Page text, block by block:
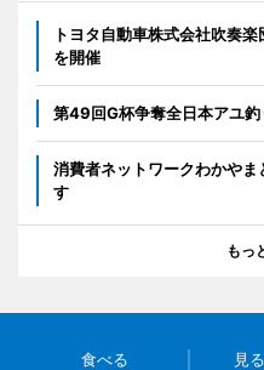
トヨタ自動車株式会社吹奏
を開催
第49回G杯争奪全日本アユ釣
消費者ネットワークわかや
す
もっ
食べる 見